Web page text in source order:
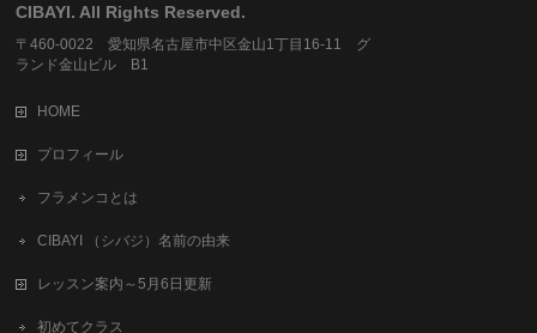
CIBAYI. All Rights Reserved.
〒460-0022 愛知県名古屋市中区金山1丁目16-11 グ
ランド金山ビル B1
HOME
プロフィール
フラメンコとは
CIBAYI （シバジ）名前の由来
レッスン案内～5月6日更新
初めてクラス